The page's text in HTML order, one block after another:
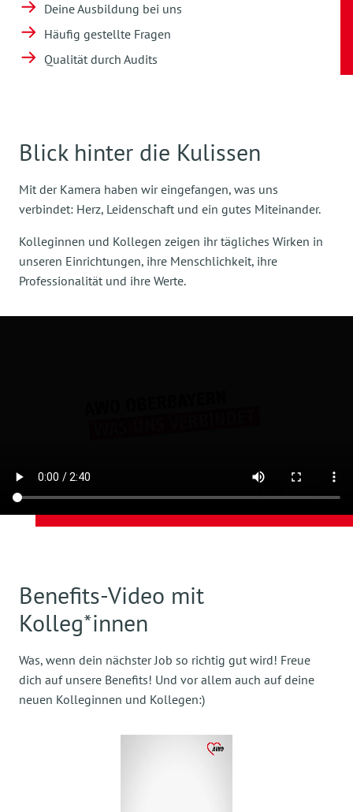
Deine Ausbildung bei uns
Häufig gestellte Fragen
Qualität durch Audits
Blick hinter die Kulissen
Mit der Kamera haben wir eingefangen, was uns
verbindet: Herz, Leidenschaft und ein gutes Miteinander.
Kolleginnen und Kollegen zeigen ihr tägliches Wirken in
unseren Einrichtungen, ihre Menschlichkeit, ihre
Professionalität und ihre Werte.
Benefits-Video mit
Kolleg*innen
Was, wenn dein nächster Job so richtig gut wird! Freue
dich auf unsere Benefits! Und vor allem auch auf deine
neuen Kolleginnen und Kollegen:)